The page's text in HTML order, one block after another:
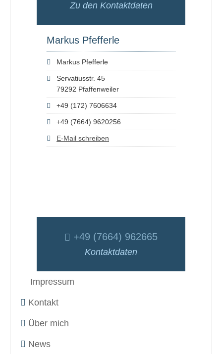
Zu den Kontaktdaten
Markus Pfefferle
Markus Pfefferle
Servatiusstr. 45
79292 Pfaffenweiler
+49 (172) 7606634
+49 (7664) 9620256
E-Mail schreiben
+49 (7664) 962665
Kontaktdaten
Impressum
Kontakt
Über mich
News